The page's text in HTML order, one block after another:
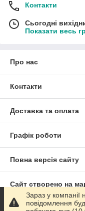
Контакти
Сьогодні
Показати весь
Про нас
Контакти
Доставка та оплата
Графік роботи
Повна версія сайту
Сайт створено на
Політика
Зараз у
повідомлення